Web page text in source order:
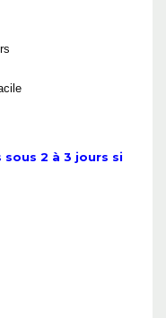
2 à 3 jours si